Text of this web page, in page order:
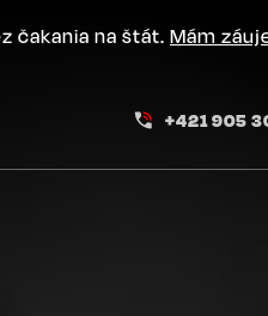
čakania na štát. Mám
+421 905